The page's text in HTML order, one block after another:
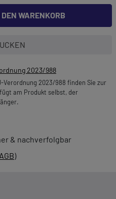
DEN WARENKORB
2023/988
2023/988 finden Sie zur
am Produkt selbst, der
& nachverfolgbar
AGB)